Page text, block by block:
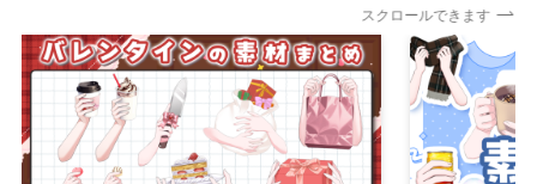
スクロールできます